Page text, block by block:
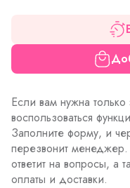
Если вам нужна
воспользоваться
Заполните форму, и
перезвонит менеджер.
ответит на вопросы, а
оплаты и доставки.